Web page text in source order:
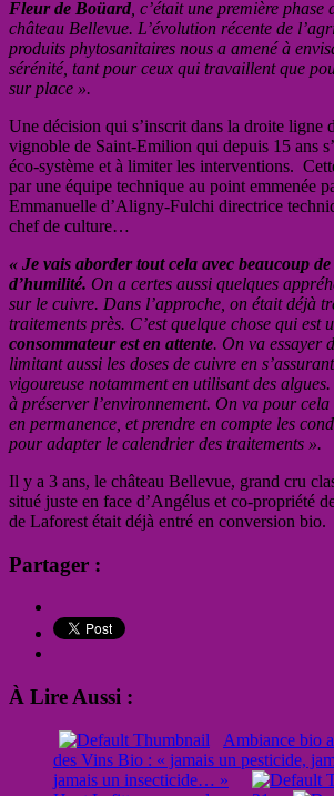
Fleur de Boüard , c’était une première
château Bellevue. L’évolution récente de
produits phytosanitaires nous a amené à
sérénité, tant pour ceux qui travaillent que
sur place ».
Une décision qui s’inscrit dans la droite ligne
vignoble de Saint-Emilion qui depuis 15 ans
éco-système et à limiter les interventions.
par une équipe technique au point emmenée
Emmanuelle d’Aligny-Fulchi directrice
chef de culture…
« Je vais aborder tout cela avec beaucoup
d’humilité. On a certes aussi quelques
sur le cuivre. Dans l’approche, on était déjà
traitements près. C’est quelque chose qui est
consommateur est en attente. On va essayer
limitant aussi les doses de cuivre en
vigoureuse notamment en utilisant des
à préserver l’environnement. On va pour
en permanence, et prendre en compte les
pour adapter le calendrier des traitements ».
Il y a 3 ans, le château Bellevue, grand cru
situé juste en face d’Angélus et co-propriété
de Laforest était déjà entré en conversion bio.
Partager :
À Lire Aussi :
Ambiance bio
des Vins Bio : « jamais un pesticide,
jamais un insecticide… »